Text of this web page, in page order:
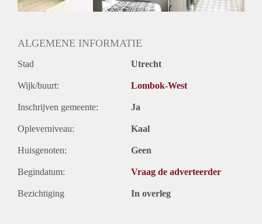
ALGEMENE INFORMATIE
Stad Utrecht
Wijk/buurt: Lombok-West
Inschrijven gemeente: Ja
Opleverniveau: Kaal
Huisgenoten: Geen
Begindatum: Vraag de adverteerder
Bezichtiging In overleg